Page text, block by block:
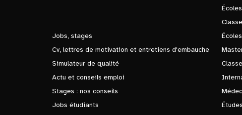
Jobs, stages
Cv, lettres de motivation et entretiens d'embauche
Simulateur de qualité
Actu et conseils emploi
Stages : nos conseils
Jobs étudiants